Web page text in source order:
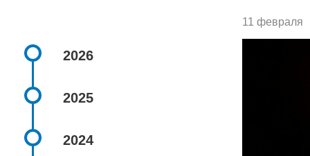
2026
2025
2024
11 февраля